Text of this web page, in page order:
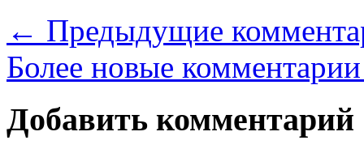
← Предыдущие
Более новые комментарии
Добавить комментарий